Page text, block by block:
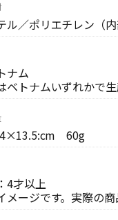
ル／ポリエチレン（
ナム
トナムいずれかで生
60g
4才以上
ージです。実際の